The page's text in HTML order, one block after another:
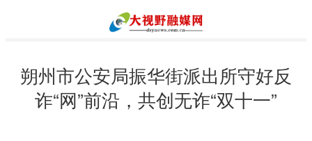
朔州市公安局振华街派出所守好反
诈“网”前沿，共创无诈“双十一”